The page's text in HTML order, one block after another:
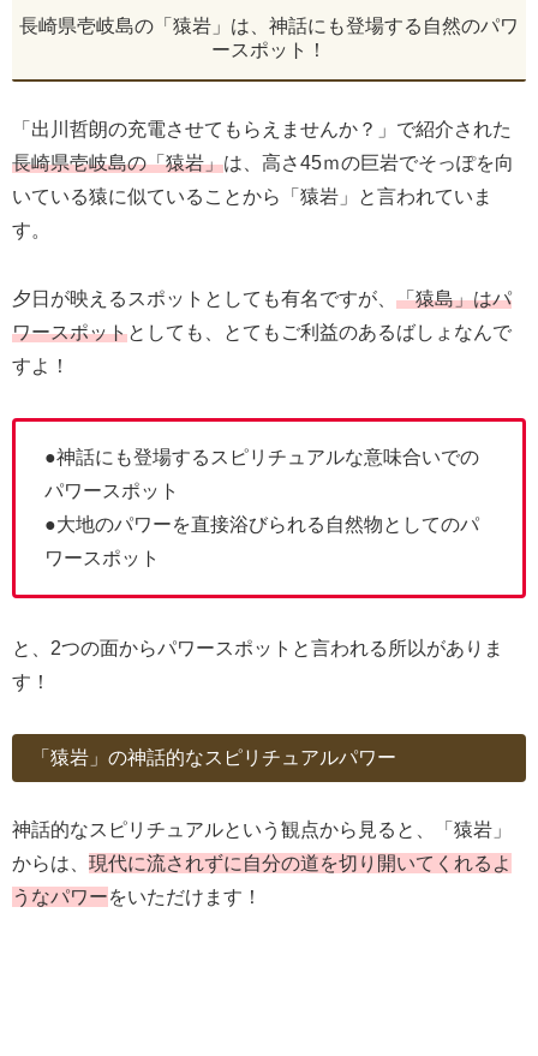
長崎県壱岐島の「猿岩」は、神話にも登場する自然のパワ
ースポット！
「出川哲朗の充電させてもらえませんか？」で紹介された
長崎県壱岐島の「猿岩」は、高さ45ｍの巨岩でそっぽを向
いている猿に似ていることから「猿岩」と言われていま
す。
夕日が映えるスポットとしても有名ですが、 「猿島」はパ
ワースポットとしても、とてもご利益のあるばしょなんで
すよ！
●神話にも登場するスピリチュアルな意味合いでの
パワースポット
●大地のパワーを直接浴びられる自然物としてのパ
ワースポット
と、2つの面からパワースポットと言われる所以がありま
す！
「猿岩」の神話的なスピリチュアルパワー
神話的なスピリチュアルという観点から見ると、「猿岩」
からは、 現代に流されずに自分の道を切り開いてくれるよ
うなパワーをいただけます！